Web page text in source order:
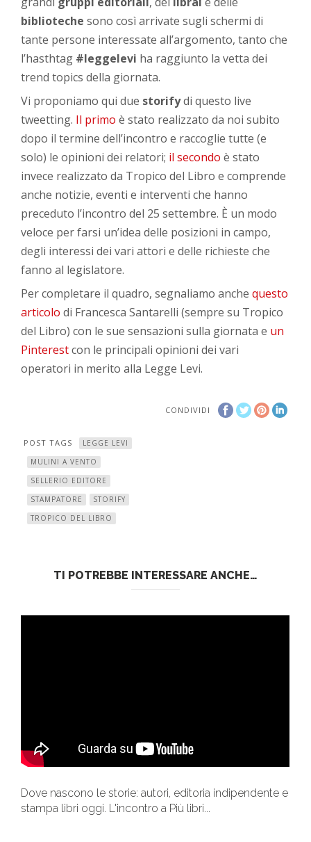
biblioteche sono così arrivate sugli schermi di
tante persone interessate all’argomento, tanto che
l’hasthtag #leggelevi ha raggiunto la vetta dei
trend topics della giornata.
Vi proponiamo qui due storifydi questo live
tweetting. Il primo è stato realizzato da noi subito
dopo il termine dell’incontro e raccoglie tutte (e
solo) le opinioni dei relatori; il secondo è stato
invece realizzato da Tropico del Libro e comprende
anche notizie, eventi e interventi che hanno
preceduto l’incontro del 25 settembre. È un modo
veloce per farsi un’idea delle posizioni in campo,
degli interessi dei vari attori e delle richieste che
fanno al legislatore.
Per completare il quadro, segnaliamo anchequesto
articolo di Francesca Santarelli (sempre su Tropico
del Libro) con le sue sensazioni sulla giornata e un
Pinterestcon le principali opinioni dei vari
operatori in merito alla Legge Levi.
CONDIVIDI
POST TAGS
LEGGE LEVI
MULINI A VENTO
SELLERIO EDITORE
STAMPATORE
STORIFY
TROPICO DEL LIBRO
TI POTREBBE INTERESSARE ANCHE…
Dove nascono le storie: autori, editoria indipendente e
stampa libri oggi. L'incontro a Più libri...